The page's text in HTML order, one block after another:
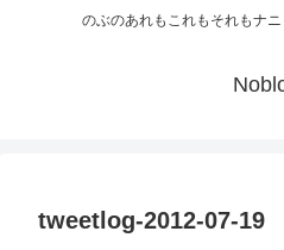
のぶのあれもこれもそれもナ
tweetlog-2012-07-19